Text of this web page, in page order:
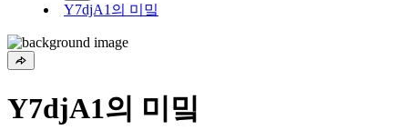
Y7djA1의 미밐
Y7djA1의 미밐